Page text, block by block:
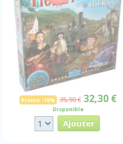
Promo -10% 35,90 € 32,30 €
Disponible